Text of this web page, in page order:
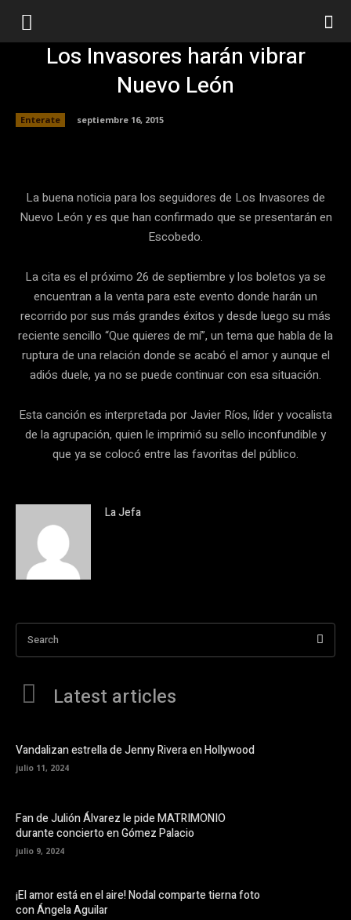
Los Invasores harán vibrar
Nuevo León
Enterate
septiembre 16, 2015
La buena noticia para los seguidores de Los Invasores de
Nuevo León y es que han confirmado que se presentarán en
Escobedo.
La cita es el próximo 26 de septiembre y los boletos ya se
encuentran a la venta para este evento donde harán un
recorrido por sus más grandes éxitos y desde luego su más
reciente sencillo “Que quieres de mí”, un tema que habla de la
ruptura de una relación donde se acabó el amor y aunque el
adiós duele, ya no se puede continuar con esa situación.
Esta canción es interpretada por Javier Ríos, líder y vocalista
de la agrupación, quien le imprimió su sello inconfundible y
que ya se colocó entre las favoritas del público.
La Jefa
Search
Latest articles
Vandalizan estrella de Jenny Rivera en Hollywood
julio 11, 2024
Fan de Julión Álvarez le pide MATRIMONIO
durante concierto en Gómez Palacio
julio 9, 2024
¡El amor está en el aire! Nodal comparte tierna foto
con Ángela Aguilar